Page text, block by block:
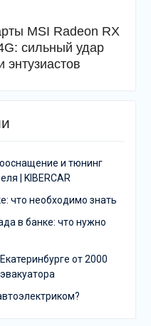
MSI Radeon RX
сильный удар
энтузиастов
и тюнинг
| KIBERCAR
что необходимо знать
в банке: что нужно
от 2000